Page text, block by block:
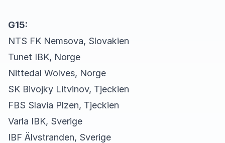
G15:
NTS FK Nemsova, Slovakien
Tunet IBK, Norge
Nittedal Wolves, Norge
SK Bivojky Litvinov, Tjeckien
FBS Slavia Plzen, Tjeckien
Varla IBK, Sverige
IBF Älvstranden, Sverige